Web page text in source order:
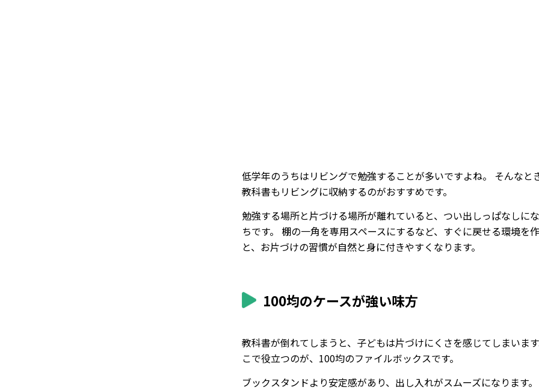
低学年のうちはリビングで勉強することが多いですよね。 そんなと
教科書もリビングに収納するのがおすすめです。
勉強する場所と片づける場所が離れていると、つい出しっぱなしに
ちです。 棚の一角を専用スペースにするなど、すぐに戻せる環境を
と、お片づけの習慣が自然と身に付きやすくなります。
100均のケースが強い味方
教科書が倒れてしまうと、子どもは片づけにくさを感じてしまいま
こで役立つのが、100均のファイルボックスです。
ブックスタンドより安定感があり、出し入れがスムーズになります